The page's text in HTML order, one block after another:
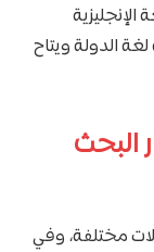
الإنجليزية
الدولة ويتاح
البحث
والتطوير الإبتعاث في 5 مجالات مختلفة، وفي